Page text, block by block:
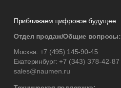
Приближаем цифровое будущее
Отдел продаж/Общие вопросы:
Москва: +7 (495) 145-90-45
Екатеринбург:+7 (343) 378-42-87
sales@naumen.ru